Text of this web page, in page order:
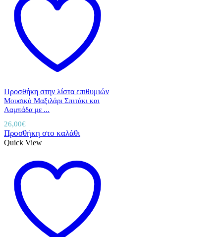
Προσθήκη στην λίστα επιθυμιών
Μουσικό Μαξιλάρι Σπιτάκι και
Λαμπάδα με ...
26,00€
Προσθήκη στο καλάθι
Quick View